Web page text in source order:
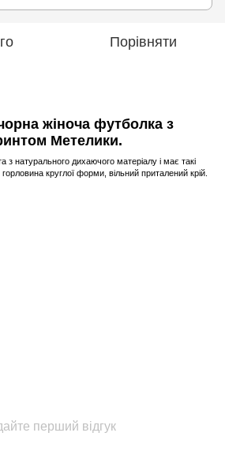
Порівняти
жіноча футболка з
Метелики.
з натурального дихаючого матеріалу і має такі
круглої форми, вільний приталений крій.
перший відгук